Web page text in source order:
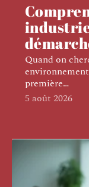
Quand on
première…
5 août 2026